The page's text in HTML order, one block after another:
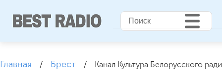
Главная / Брест / Канал Культура Белорусского